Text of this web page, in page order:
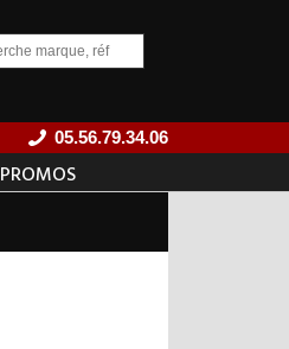
05.56.79.34.06
PROMOS